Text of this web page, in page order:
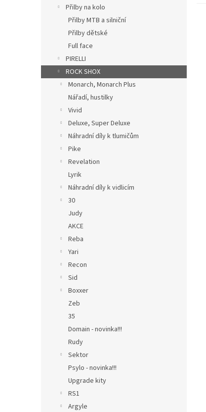
Přilby na kolo
Přilby MTB a silniční
Přilby dětské
Full face
PIRELLI
ROCK SHOX
Monarch, Monarch Plus
Nářadí, hustilky
Vivid
Deluxe, Super Deluxe
Náhradní díly k tlumičům
Pike
Revelation
Lyrik
Náhradní díly k vidlicím
30
Judy
AKCE
Reba
Yari
Recon
Sid
Boxxer
Zeb
35
Domain - novinka!!!
Rudy
Sektor
Psylo - novinka!!!
Upgrade kity
RS1
Argyle